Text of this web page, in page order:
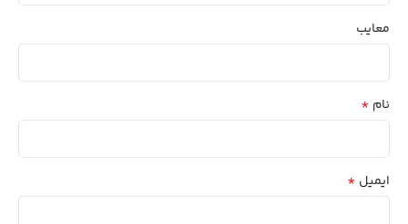
معایب
نام *
ایمیل *